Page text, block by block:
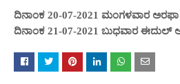
ದಿನಾಂಕ 20-07-2021 ಮಂಗಳವಾರ
ದಿನಾಂಕ 21-07-2021 ಬುಧವಾರ ಈದುಲ್